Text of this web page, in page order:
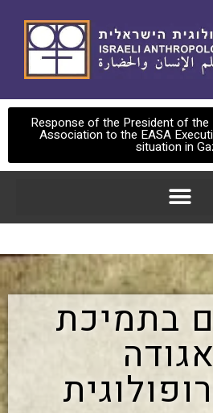
Response of the President of
Association to the EASA
situation in
בתמיכת